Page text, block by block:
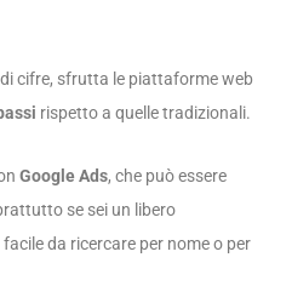
cifre, sfrutta le piattaforme web
rispetto a quelle tradizionali.
Google Ads, che può essere
se sei un libero
da ricercare per nome o per